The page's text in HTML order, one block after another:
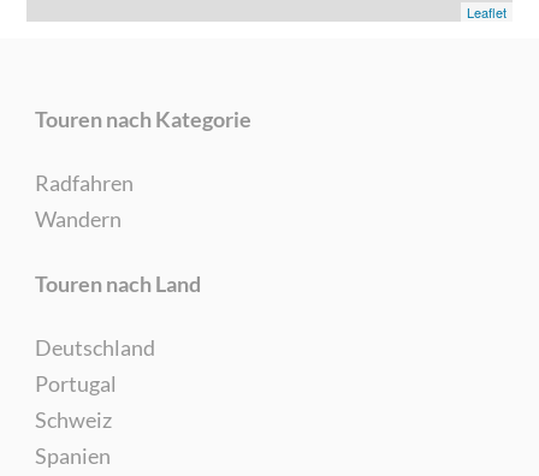
Leaflet
Touren nach Kategorie
Radfahren
Wandern
Touren nach Land
Deutschland
Portugal
Schweiz
Spanien